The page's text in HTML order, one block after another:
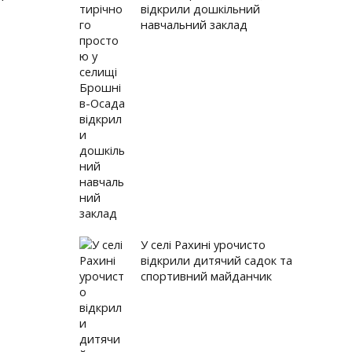
інтерв'ю. Наталія Бирчак
650-річчя надання Магдебурзького права місту Галич. ...
В очікуванні виборів
відкрили дошкільний
навчальний заклад
У селі Рахині урочисто
відкрили дитячий садок та
спортивний майданчик